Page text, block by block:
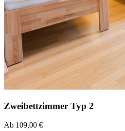
Zweibettzimmer Typ 2
Ab 109,00 €